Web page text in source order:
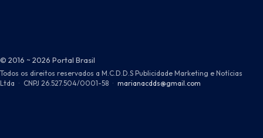
© 2016 ~ 2026 Portal Brasil
Todos os direitos reservados a M.C.D.D.S Publicidade Marketing e Notícias
Ltda · CNPJ 26.527.504/0001-58 · marianacdds@gmail.com